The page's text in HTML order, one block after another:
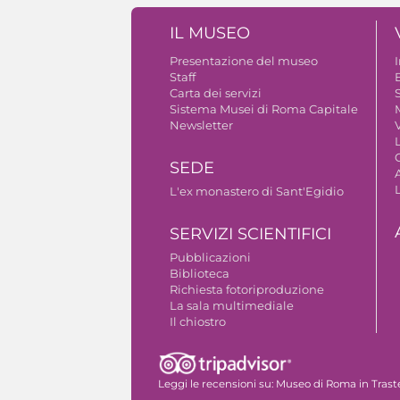
IL MUSEO
Presentazione del museo
Staff
Carta dei servizi
Sistema Musei di Roma Capitale
Newsletter
SEDE
L'ex monastero di Sant'Egidio
SERVIZI SCIENTIFICI
Pubblicazioni
Biblioteca
Richiesta fotoriproduzione
La sala multimediale
Il chiostro
Leggi le recensioni su: Museo di Roma in